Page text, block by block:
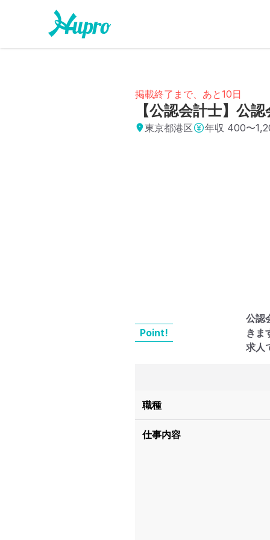
掲載終了まで、あと10日
【公認会計士】公
東京都港区 年収 400〜
Point!
公認
きま
求人
職種
仕事内容